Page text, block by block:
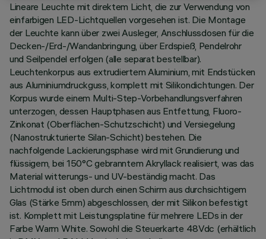
Lineare Leuchte mit direktem Licht, die zur Verwendung von
einfarbigen LED-Lichtquellen vorgesehen ist. Die Montage
der Leuchte kann über zwei Ausleger, Anschlussdosen für die
Decken-/Erd-/Wandanbringung, über Erdspieß, Pendelrohr
und Seilpendel erfolgen (alle separat bestellbar).
Leuchtenkorpus aus extrudiertem Aluminium, mit Endstücken
aus Aluminiumdruckguss, komplett mit Silikondichtungen. Der
Korpus wurde einem Multi-Step-Vorbehandlungsverfahren
unterzogen, dessen Hauptphasen aus Entfettung, Fluoro-
Zinkonat (Oberflächen-Schutzschicht) und Versiegelung
(Nanostrukturierte Silan-Schicht) bestehen. Die
nachfolgende Lackierungsphase wird mit Grundierung und
flüssigem, bei 150°C gebranntem Akryllack realisiert, was das
Material witterungs- und UV-beständig macht. Das
Lichtmodul ist oben durch einen Schirm aus durchsichtigem
Glas (Stärke 5mm) abgeschlossen, der mit Silikon befestigt
ist. Komplett mit Leistungsplatine für mehrere LEDs in der
Farbe Warm White. Sowohl die Steuerkarte 48Vdc (erhältlich